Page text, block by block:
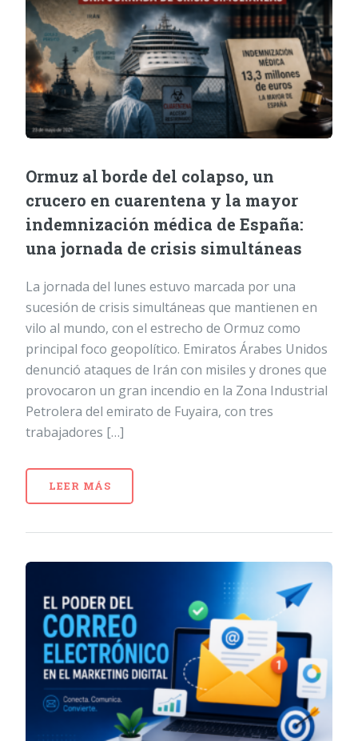
Ormuz al borde del colapso, un
crucero en cuarentena y la mayor
indemnización médica de España:
una jornada de crisis simultáneas
La jornada del lunes estuvo marcada por una
sucesión de crisis simultáneas que mantienen en
vilo al mundo, con el estrecho de Ormuz como
principal foco geopolítico. Emiratos Árabes Unidos
denunció ataques de Irán con misiles y drones que
provocaron un gran incendio en la Zona Industrial
Petrolera del emirato de Fuyaira, con tres
trabajadores […]
LEER MÁS